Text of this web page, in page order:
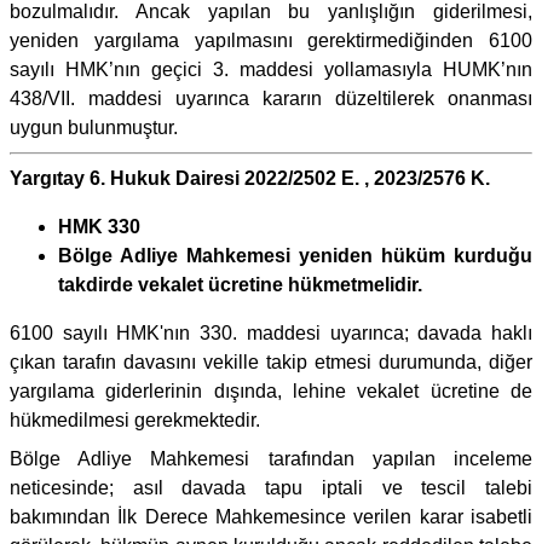
bozulmalıdır. Ancak yapılan bu yanlışlığın giderilmesi,
yeniden yargılama yapılmasını gerektirmediğinden 6100
sayılı HMK’nın geçici 3. maddesi yollamasıyla HUMK’nın
438/VII. maddesi uyarınca kararın düzeltilerek onanması
uygun bulunmuştur.
Yargıtay 6. Hukuk Dairesi 2022/2502 E. , 2023/2576 K.
HMK 330
Bölge Adliye Mahkemesi yeniden hüküm kurduğu
takdirde vekalet ücretine hükmetmelidir.
6100 sayılı HMK'nın 330. maddesi uyarınca; davada haklı
çıkan tarafın davasını vekille takip etmesi durumunda, diğer
yargılama giderlerinin dışında, lehine vekalet ücretine de
hükmedilmesi gerekmektedir.
Bölge Adliye Mahkemesi tarafından yapılan inceleme
neticesinde; asıl davada tapu iptali ve tescil talebi
bakımından İlk Derece Mahkemesince verilen karar isabetli